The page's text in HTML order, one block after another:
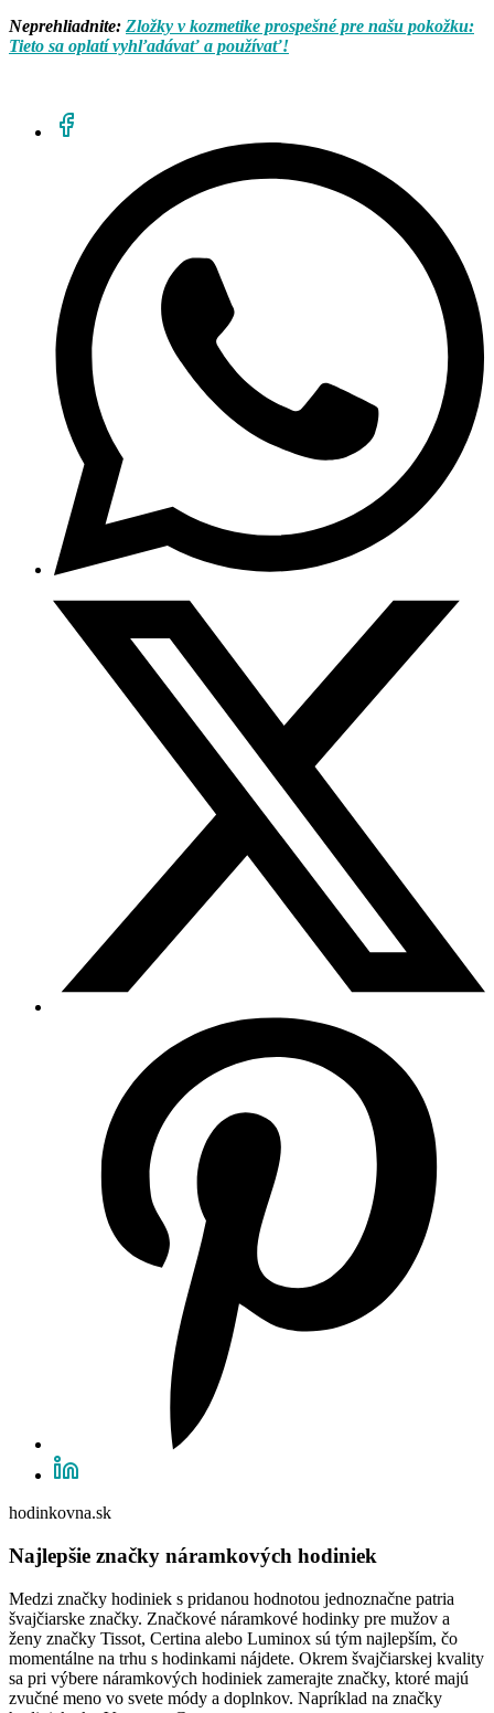
Neprehliadnite: Zložky v kozmetike prospešné pre našu pokožku:
Tieto sa oplatí vyhľadávať a používať!
hodinkovna.sk
Najlepšie značky náramkových hodiniek
Medzi značky hodiniek s pridanou hodnotou jednoznačne patria
švajčiarske značky. Značkové náramkové hodinky pre mužov a
ženy značky Tissot, Certina alebo Luminox sú tým najlepším, čo
momentálne na trhu s hodinkami nájdete. Okrem švajčiarskej kvality
sa pri výbere náramkových hodiniek zamerajte značky, ktoré majú
zvučné meno vo svete módy a doplnkov. Napríklad na značky